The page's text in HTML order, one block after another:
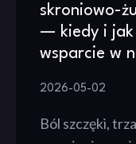
skroniowo-
— kiedy i jak
wsparcie w
2026-05-02
Ból szczęki,